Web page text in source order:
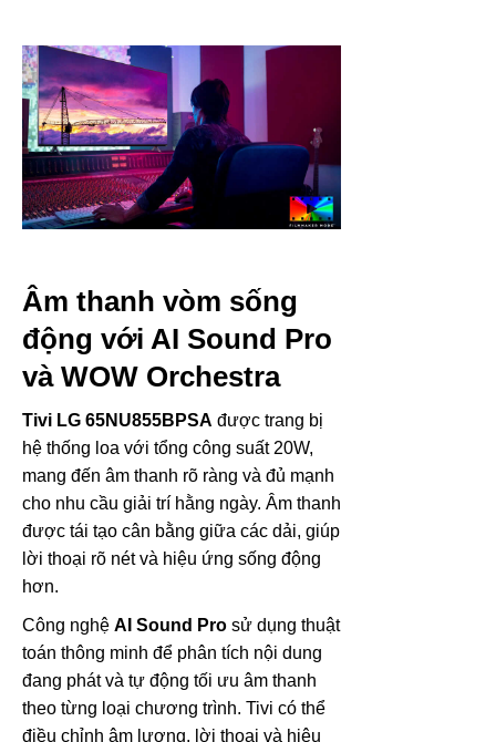
Âm thanh vòm sống
động với AI Sound Pro
và WOW Orchestra
Tivi LG 65NU855BPSA được trang bị
hệ thống loa với tổng công suất 20W,
mang đến âm thanh rõ ràng và đủ mạnh
cho nhu cầu giải trí hằng ngày. Âm thanh
được tái tạo cân bằng giữa các dải, giúp
lời thoại rõ nét và hiệu ứng sống động
hơn.
Công nghệ AI Sound Pro sử dụng thuật
toán thông minh để phân tích nội dung
đang phát và tự động tối ưu âm thanh
theo từng loại chương trình. Tivi có thể
điều chỉnh âm lượng, lời thoại và hiệu